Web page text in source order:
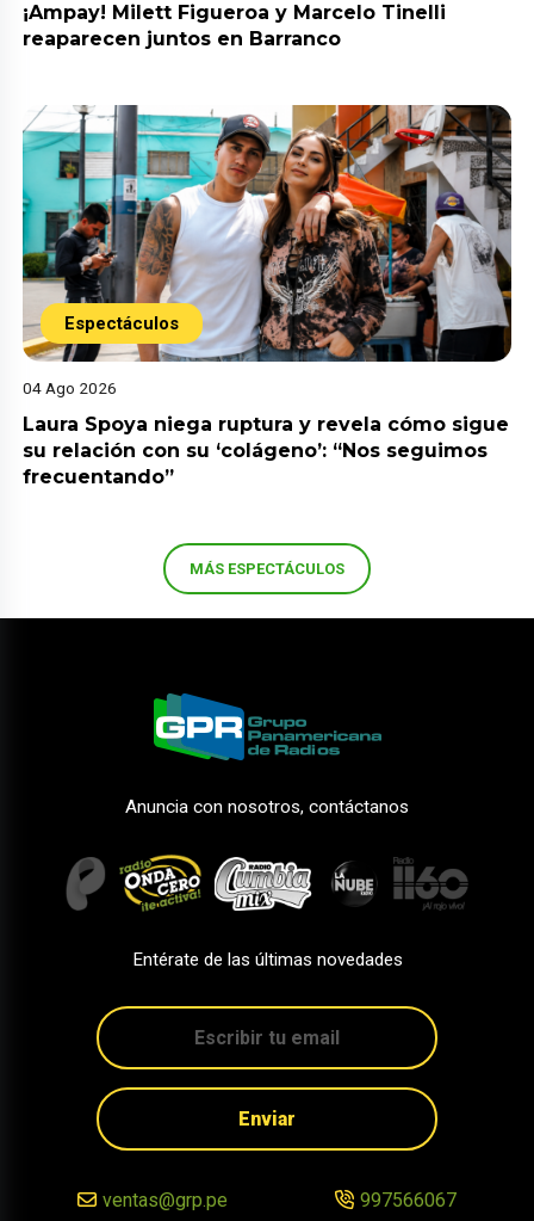
¡Ampay! Milett Figueroa y Marcelo Tinelli
reaparecen juntos en Barranco
Espectáculos
04 Ago 2026
Laura Spoya niega ruptura y revela cómo sigue
su relación con su ‘colágeno’: “Nos seguimos
frecuentando”
MÁS ESPECTÁCULOS
Anuncia con nosotros, contáctanos
Entérate de las últimas novedades
Enviar
ventas@grp.pe 997566067